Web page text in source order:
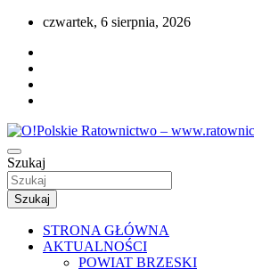
Przejdź
treści
czwartek, 6 sierpnia, 2026
O!Polskie Ratownictwo –
www.ratownictwo.opole.pl
Portal opolskiego i polskiego ratownictwa.
Szukaj
Szukaj
STRONA GŁÓWNA
AKTUALNOŚCI
POWIAT BRZESKI